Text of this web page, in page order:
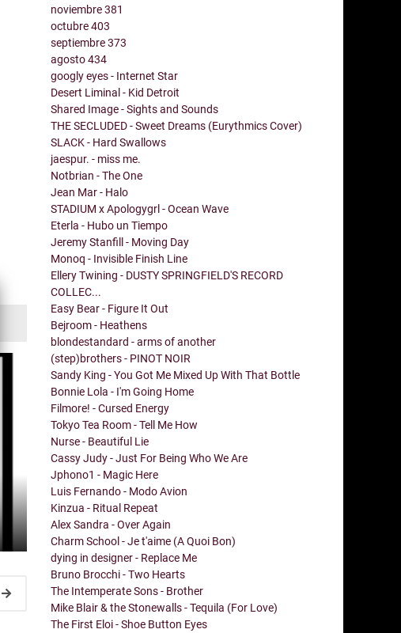
noviembre381
octubre403
septiembre373
agosto434
googly eyes - Internet Star
Desert Liminal - Kid Detroit
Shared Image - Sights and Sounds
THE SECLUDED - Sweet Dreams (Eurythmics Cover)
SLACK - Hard Swallows
jaespur. - miss me.
Notbrian - The One
Jean Mar - Halo
STADIUM x Apologygrl - Ocean Wave
Eterla - Hubo un Tiempo
Jeremy Stanfill - Moving Day
Monoq - Invisible Finish Line
Ellery Twining - DUSTY SPRINGFIELD'S RECORD
COLLEC...
Easy Bear - Figure It Out
Bejroom - Heathens
blondestandard - arms of another
(step)brothers - PINOT NOIR
Sandy King - You Got Me Mixed Up With That Bottle
Bonnie Lola - I'm Going Home
Filmore! - Cursed Energy
Tokyo Tea Room - Tell Me How
Nurse - Beautiful Lie
Cassy Judy - Just For Being Who We Are
Jphono1 - Magic Here
Luis Fernando - Modo Avion
Kinzua - Ritual Repeat
Alex Sandra - Over Again
Charm School - Je t'aime (A Quoi Bon)
dying in designer - Replace Me
Bruno Brocchi - Two Hearts
The Intemperate Sons - Brother
Mike Blair & the Stonewalls - Tequila (For Love)
The First Eloi - Shoe Button Eyes